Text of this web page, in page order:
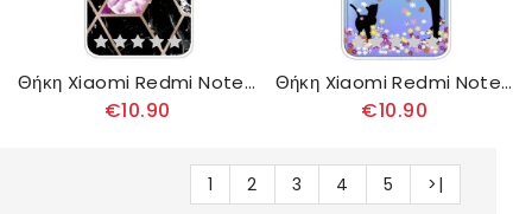
Θήκη Xiaomi Redmi Note 11 / 11S Γεωμετρία Μαρμάρου
€10.90
Θήκη Xiaomi Redmi Note 11 / 11S Μαγική Γυναίκα
€10.90
1 2 3 4 5 >|